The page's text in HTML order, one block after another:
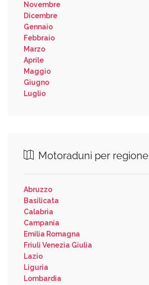
Novembre
Dicembre
Gennaio
Febbraio
Marzo
Aprile
Maggio
Giugno
Luglio
Motoraduni per regione
Abruzzo
Basilicata
Calabria
Campania
Emilia Romagna
Friuli Venezia Giulia
Lazio
Liguria
Lombardia